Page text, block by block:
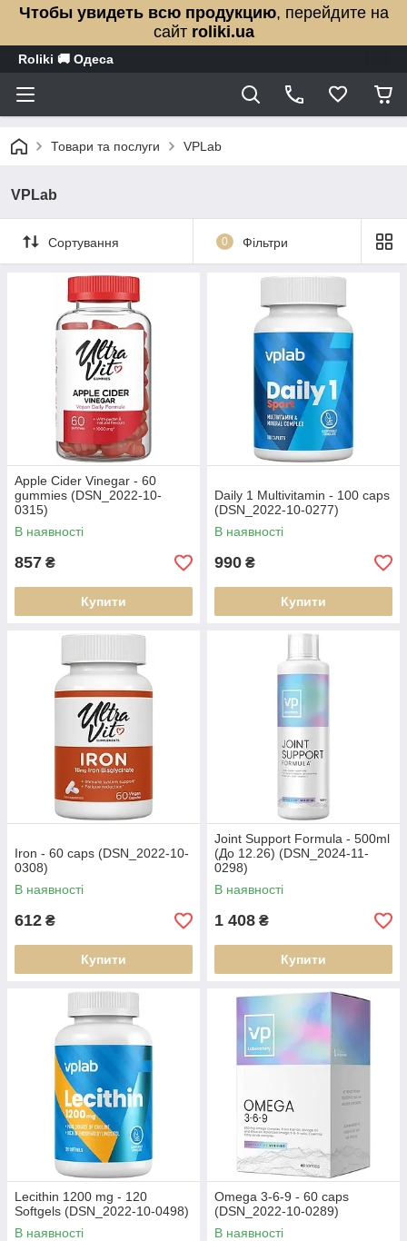
Чтобы увидеть всю продукцию, перейдите на
сайт roliki.ua
Roliki 🚚 Одеса
Товари та послуги VPLab
VPLab
Сортування 0 Фільтри
Apple Cider Vinegar - 60
gummies (DSN_2022-10-
0315)
В наявності
857 ₴
Купити
Daily 1 Multivitamin - 100 caps
(DSN_2022-10-0277)
В наявності
990 ₴
Купити
Iron - 60 caps (DSN_2022-10-
0308)
В наявності
612 ₴
Купити
Joint Support Formula - 500ml
(До 12.26) (DSN_2024-11-
0298)
В наявності
1 408 ₴
Купити
Lecithin 1200 mg - 120
Softgels (DSN_2022-10-0498)
В наявності
Omega 3-6-9 - 60 caps
(DSN_2022-10-0289)
В наявності